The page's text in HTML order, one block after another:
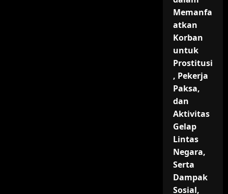
Memanfa
atkan
Korban
untuk
Prostitusi
, Pekerja
Paksa,
dan
Aktivitas
Gelap
Lintas
Negara,
Serta
Dampak
Sosial,